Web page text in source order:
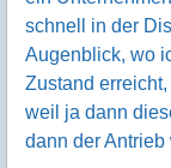
schnell in der
Augenblick, wo
Zustand
weil ja dann
dann der Antrieb